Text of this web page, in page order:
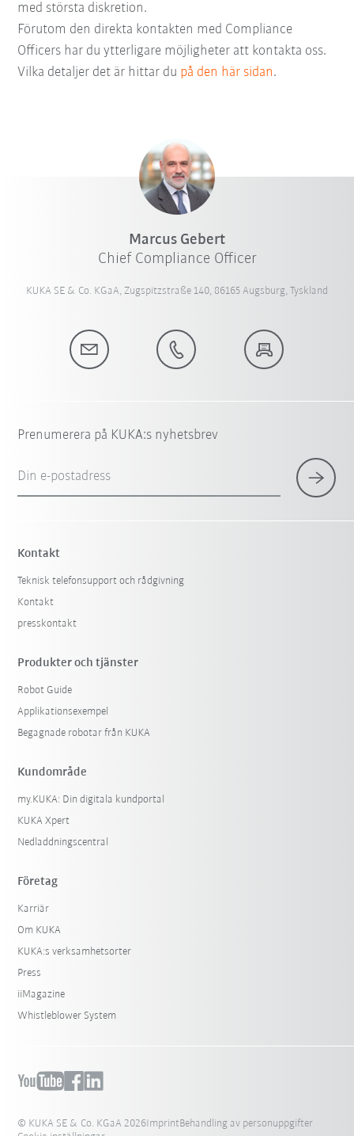
med största diskretion.
Förutom den direkta kontakten med Compliance
Officers har du ytterligare möjligheter att kontakta oss.
Vilka detaljer det är hittar du på den här sidan.
Marcus Gebert
Chief Compliance Officer
KUKA SE & Co. KGaA, Zugspitzstraße 140, 86165 Augsburg, Tyskland
Prenumerera på KUKA:s nyhetsbrev
Din e-postadress
Kontakt
Teknisk telefonsupport och rådgivning
Kontakt
presskontakt
Produkter och tjänster
Robot Guide
Applikationsexempel
Begagnade robotar från KUKA
Kundområde
my.KUKA: Din digitala kundportal
KUKA Xpert
Nedladdningscentral
Företag
Karriär
Om KUKA
KUKA:s verksamhetsorter
Press
iiMagazine
Whistleblower System
© KUKA SE & Co. KGaA 2026ImprintBehandling av personuppgifter